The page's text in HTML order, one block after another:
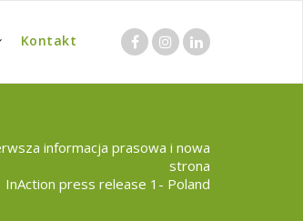
Kontakt
informacja prasowa i nowa
strona
InAction press release 1- Poland